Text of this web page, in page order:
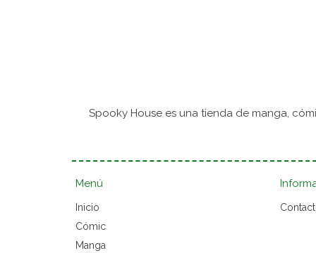
Spooky House es una tienda de manga,
Menú
Inicio
Cómic
Manga